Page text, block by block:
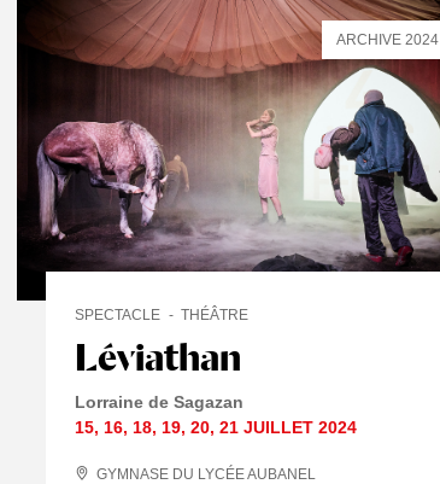
Léviathan
SPECTACLE THÉÂTRE
Lorraine de Sagazan
15, 16, 18, 19,20,21 JUILLET 2024
GYMNASE DU LYCÉE AUBANEL
ARCHIVE 2024